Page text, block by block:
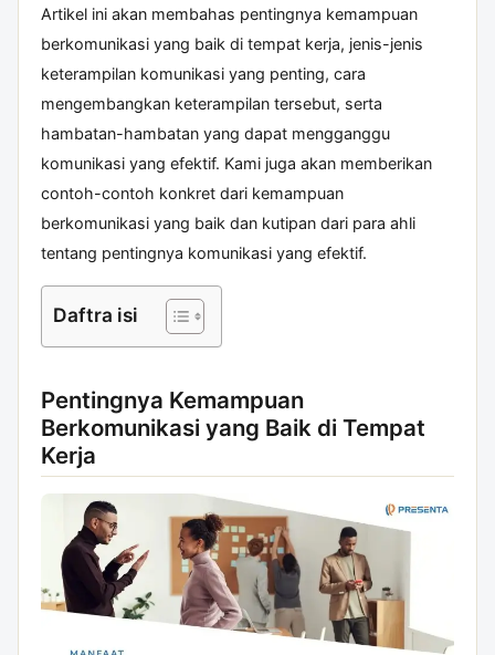
Artikel ini akan membahas pentingnya kemampuan
berkomunikasi yang baik di tempat kerja, jenis-jenis
keterampilan komunikasi yang penting, cara
mengembangkan keterampilan tersebut, serta
hambatan-hambatan yang dapat mengganggu
komunikasi yang efektif. Kami juga akan memberikan
contoh-contoh konkret dari kemampuan
berkomunikasi yang baik dan kutipan dari para ahli
tentang pentingnya komunikasi yang efektif.
Daftra isi
Pentingnya Kemampuan
Berkomunikasi yang Baik di Tempat
Kerja